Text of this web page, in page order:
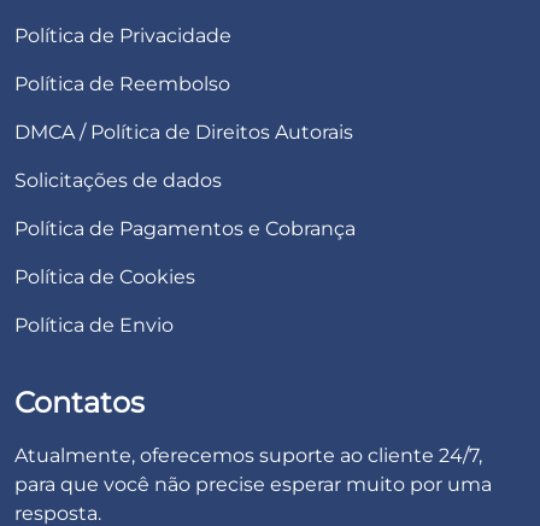
Política de Privacidade
Política de Reembolso
DMCA / Política de Direitos Autorais
Solicitações de dados
Política de Pagamentos e Cobrança
Política de Cookies
Política de Envio
Contatos
Atualmente, oferecemos suporte ao cliente 24/7,
para que você não precise esperar muito por uma
resposta.